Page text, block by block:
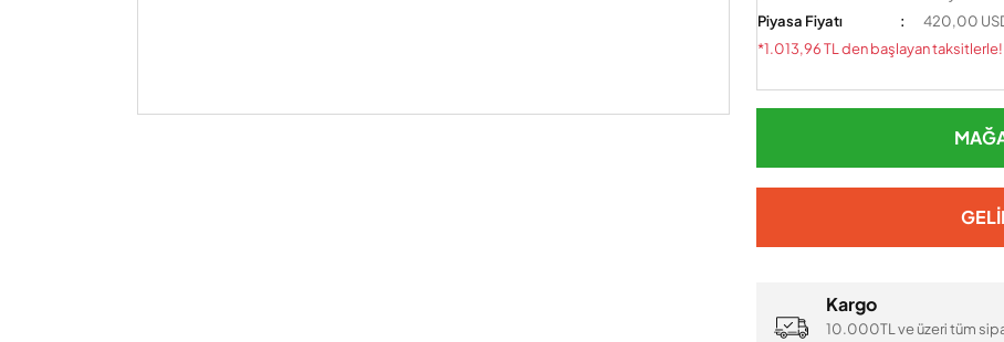
Piyasa Fiyatı
420,00
*1.013,96 TL den başlayan taksitlerle!
Kargo
10.000TL ve üzeri tüm